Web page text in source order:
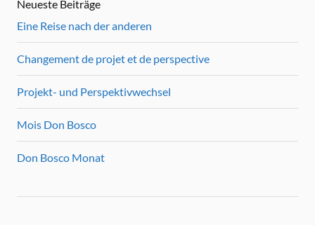
Neueste Beiträge
Eine Reise nach der anderen
Changement de projet et de perspective
Projekt- und Perspektivwechsel
Mois Don Bosco
Don Bosco Monat